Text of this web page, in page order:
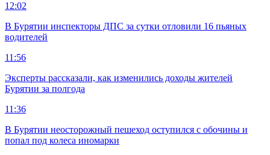
12:02
В Бурятии инспекторы ДПС за сутки отловили 16 пьяных
водителей
11:56
Эксперты рассказали, как изменились доходы жителей
Бурятии за полгода
11:36
В Бурятии неосторожный пешеход оступился с обочины и
попал под колеса иномарки